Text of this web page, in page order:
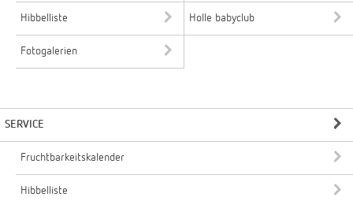
Hibbelliste Holle babyclub
Fotogalerien
SERVICE
Fruchtbarkeitskalender
Hibbelliste